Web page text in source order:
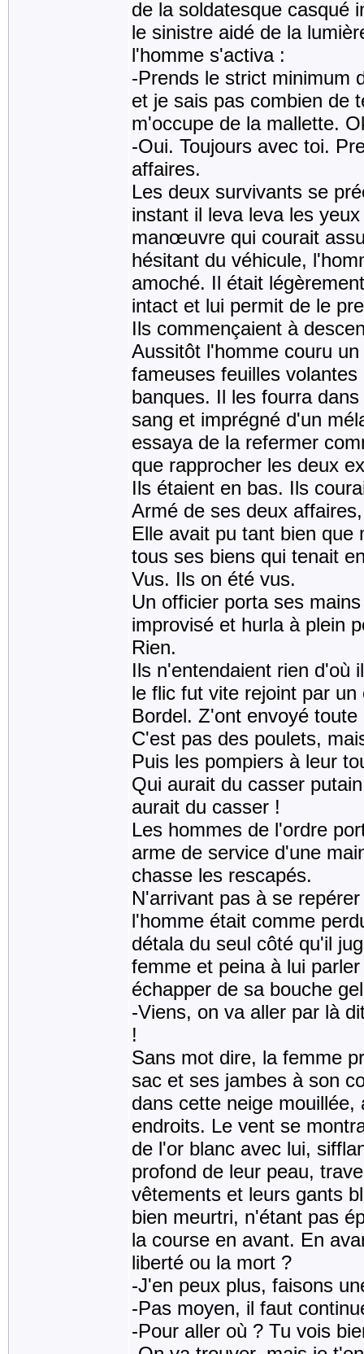
de la soldatesque casqué
le sinistre aidé de la
l'homme s'activa :
-Prends le strict minimum
et je sais pas combien de
m'occupe de la mallette.
-Oui. Toujours avec toi.
affaires.
Les deux survivants se
instant il leva leva les
manœuvre qui courait
hésitant du véhicule,
amoché. Il était
intact et lui permit de le
Ils commençaient à
Aussitôt l'homme couru
fameuses feuilles
banques. Il les fourra
sang et imprégné d'un
essaya de la refermer
que rapprocher les deux
Ils étaient en bas. Ils
Armé de ses deux
Elle avait pu tant bien que
tous ses biens qui tenait
Vus. Ils on été vus.
Un officier porta ses
improvisé et hurla à plein
Rien.
Ils n'entendaient rien d'où
le flic fut vite rejoint par
Bordel. Z'ont envoyé
C'est pas des poulets,
Puis les pompiers à leur
Qui aurait du casser
aurait du casser !
Les hommes de l'ordre
arme de service d'une
chasse les rescapés.
N'arrivant pas à se
l'homme était comme
détala du seul côté qu'il
femme et peina à lui
échapper de sa bouche
-Viens, on va aller par là
!
Sans mot dire, la femme
sac et ses jambes à son
dans cette neige
endroits. Le vent se
de l'or blanc avec lui,
profond de leur peau,
vêtements et leurs gants
bien meurtri, n'étant pas
la course en avant. En
liberté ou la mort ?
-J'en peux plus, faisons
-Pas moyen, il faut
-Pour aller où ? Tu vois